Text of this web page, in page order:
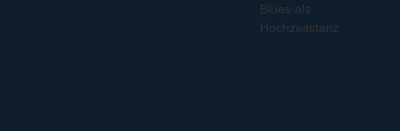
Blues als
Hochzeitstanz